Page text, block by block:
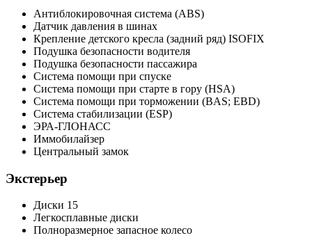
Антиблокировочная система (ABS)
Датчик давления в шинах
Крепление детского кресла (задний ряд) ISOFIX
Подушка безопасности водителя
Подушка безопасности пассажира
Система помощи при спуске
Система помощи при старте в гору (HSA)
Система помощи при торможении (BAS; EBD)
Система стабилизации (ESP)
ЭРА-ГЛОНАСС
Иммобилайзер
Центральный замок
Экстерьер
Диски 15
Легкосплавные диски
Полноразмерное запасное колесо